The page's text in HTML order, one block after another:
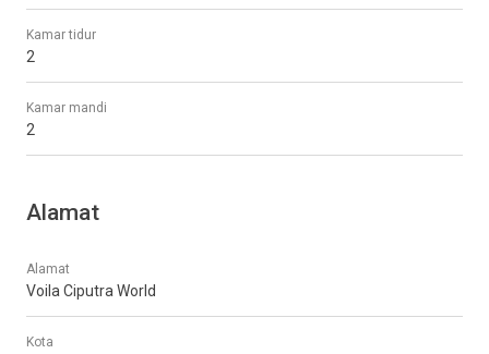
Kamar tidur
2
Kamar mandi
2
Alamat
Alamat
Voila Ciputra World
Kota